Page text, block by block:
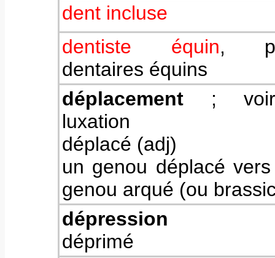
dent incluse
dentiste équin,
dentaires équins
déplacement ; voir
luxation
déplacé (adj)
un genou déplacé
genou arqué (ou
dépression
déprimé